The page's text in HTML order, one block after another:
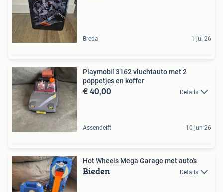
Breda 1 jul 26
Playmobil 3162 vluchtauto met 2
poppetjes en koffer
€ 40,00 Details
Assendelft 10 jun 26
Hot Wheels Mega Garage met auto's
Bieden Details